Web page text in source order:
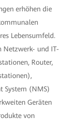
erhöhen die
Lebensumfeld.
Netzwerk- und IT-
Router,
System (NMS)
Geräten
von